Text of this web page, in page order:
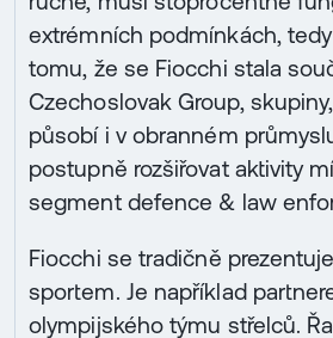
extrémních podmínkách,
tomu, že se Fiocchi stala
Czechoslovak Group,
působí i v obranném
postupně rozšiřovat aktivity
segment defence & law
Fiocchi se tradičně
sportem. Je například
olympijského týmu střelců.